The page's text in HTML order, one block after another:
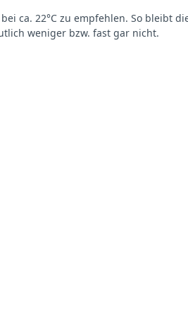
ca. 22°C zu empfehlen. So bleibt
weniger bzw. fast gar nicht.